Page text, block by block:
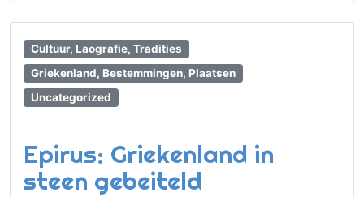
Cultuur, Laografie, Tradities
Griekenland, Bestemmingen, Plaatsen
Uncategorized
Epirus: Griekenland in
steen gebeiteld